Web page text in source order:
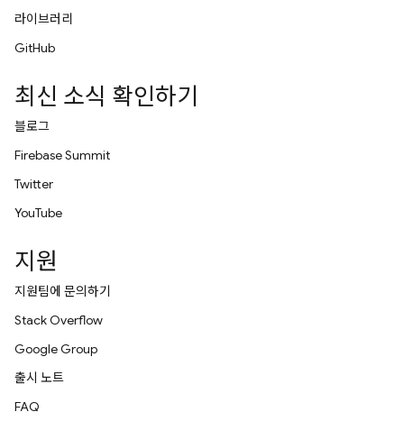
라이브러리
GitHub
최신 소식 확인하기
블로그
Firebase Summit
Twitter
YouTube
지원
지원팀에 문의하기
Stack Overflow
Google Group
출시 노트
FAQ